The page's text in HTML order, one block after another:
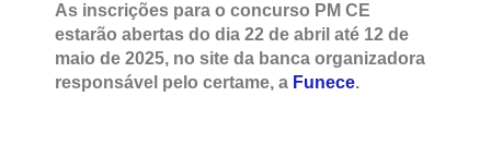
As inscrições para o concurso PM CE
estarão abertas do dia 22 de abril até 12 de
maio de 2025, no site da banca organizadora
responsável pelo certame, a Funece.